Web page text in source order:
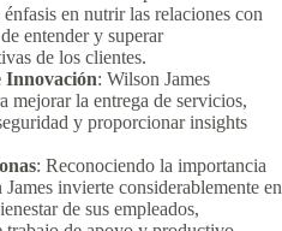
en nutrir las relaciones con
entender y superar
de los clientes.
Innovación: Wilson James
mejorar la entrega de servicios,
y proporcionar insights
: Reconociendo la importancia
invierte considerablemente en
de sus empleados,